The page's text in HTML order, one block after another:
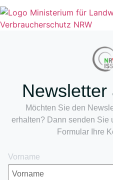
Newsletter
Möchten Sie den
erhalten? Dann senden Sie
Formular Ihre
Vorname